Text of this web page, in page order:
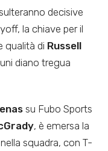
decisive
la chiave per il
qualità di Russell
diano tregua
su Fubo Sports
, è emersa la
nella squadra, con T-